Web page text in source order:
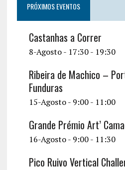
PRÓXIMOS EVENTOS
Castanhas a Correr
8-Agosto - 17:30- 19:30
Ribeira de Machico –
Funduras
15-Agosto - 9:00- 11:00
Grande Prémio Art’
16-Agosto - 9:00- 11:30
Pico Ruivo Vertical